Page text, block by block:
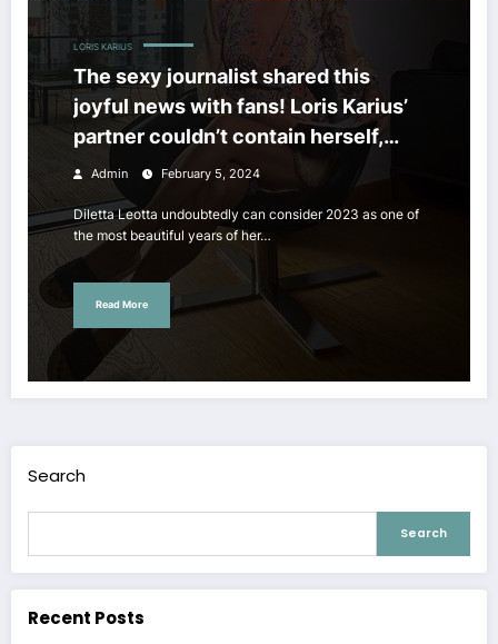
LORIS KARIUS
The sexy journalist shared this
joyful news with fans! Loris Karius’
partner couldn’t contain herself,
special day
Admin February 5, 2024
Diletta Leotta undoubtedly can consider 2023 as one of
the most beautiful years of her…
Read More
Search
Search
Recent Posts